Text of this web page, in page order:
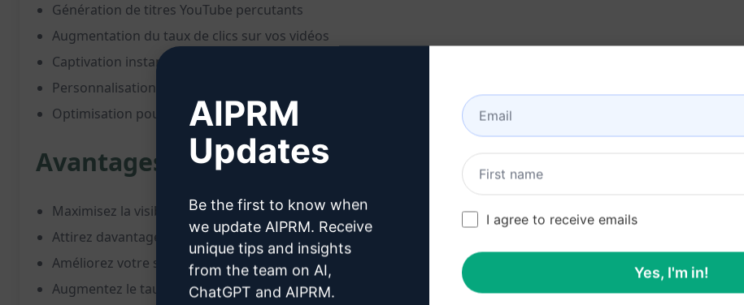
Génération de titres YouTube percutants
Augmentation du taux de clics sur vos vidéos
Captivation instantanée de l'audience
Personnalisation des titres en fonction de votre contenu
Optimisation pour susciter l'intérêt et l'engagement des spectateurs
Avantages :
Maximisez la visibilité de vos vidéos sur YouTube
Attirez davantage de spectateurs grâce à des titres accrocheurs
Améliorez votre stratégie de contenu pour une croissance organique
Augmentez le taux de clics et l'engagement sur vos vidéos
AIPRM
Updates
Be the first to know when
we update AIPRM. Receive
unique tips and insights
from the team on AI,
ChatGPT and AIPRM.
I agree to receive emails
Yes, I'm in!